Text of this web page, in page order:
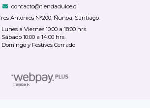
contacto@tiendadulce.cl
Antonios N°200, Ñuñoa, Santiago.
Lunes a Viernes 10:00 a 18:00 hrs.
Sábado 10:00 a 14:00 hrs.
Domingo y Festivos Cerrado